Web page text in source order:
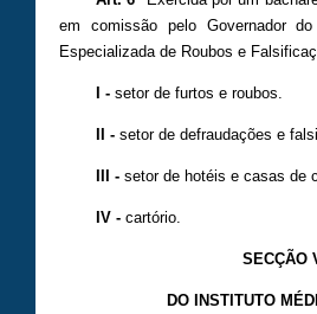
em comissão pelo Governador
Especializada de Roubos e
I -setor de furtos e roubos.
II -setor de defraudações e
III -setor de hotéis e casas de
IV -cartório.
SECÇÃO
DO INSTITUTO